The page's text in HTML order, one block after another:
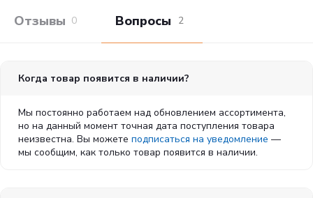
Отзывы покупателей
0 Вопросы и
2
Когда товар появится в наличии?
Мы постоянно работаем над обновлением ассортимента,
но на данный момент точная дата поступления товара
неизвестна. Вы можете подписаться на уведомление —
мы сообщим, как только товар появится в наличии.